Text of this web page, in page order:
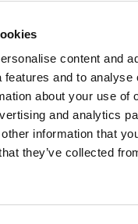
content and
features and to analyse
about your use of
and analytics
information that
they’ve collected
no-code fejlesztési
saját fejlesztésű,
alkalmazások
szabott vállalati